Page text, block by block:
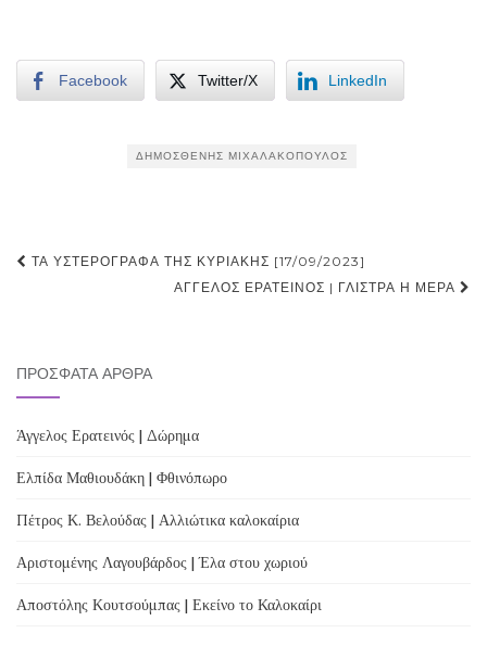
Facebook Twitter/X LinkedIn
ΔΗΜΟΣΘΈΝΗΣ ΜΙΧΑΛΑΚΌΠΟΥΛΟΣ
Post
navigation
ΤΑ ΥΣΤΕΡΌΓΡΑΦΑ ΤΗΣ ΚΥΡΙΑΚΉΣ [17/09/2023]
ΆΓΓΕΛΟΣ ΕΡΑΤΕΙΝΌΣ | ΓΛΙΣΤΡΆ Η ΜΈΡΑ
ΠΡΌΣΦΑΤΑ ΆΡΘΡΑ
Άγγελος Ερατεινός | Δώρημα
Ελπίδα Μαθιουδάκη | Φθινόπωρο
Πέτρος Κ. Βελούδας | Αλλιώτικα καλοκαίρια
Αριστομένης Λαγουβάρδος | Έλα στου χωριού
Αποστόλης Κουτσούμπας | Εκείνο το Καλοκαίρι